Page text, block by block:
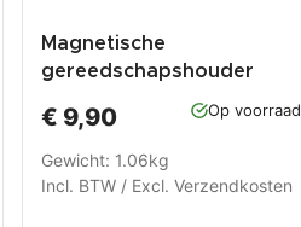
Magnetische
gereedschapshouder
€ 9,90 Op voorraad
Gewicht: 1.06kg
Incl. BTW / Excl. Verzendkosten